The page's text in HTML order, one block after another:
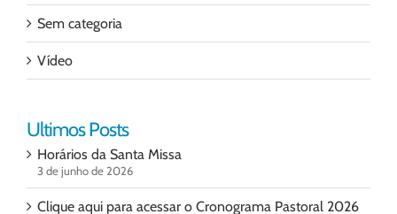
Sem categoria
Vídeo
Ultimos Posts
Horários da Santa Missa
3 de junho de 2026
Clique aqui para acessar o Cronograma Pastoral 2026